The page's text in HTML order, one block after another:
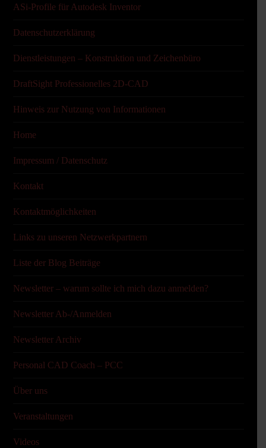
ASi-Profile für Autodesk Inventor
Datenschutzerklärung
Dienstleistungen – Konstruktion und Zeichenbüro
DraftSight Professionelles 2D-CAD
Hinweis zur Nutzung von Informationen
Home
Impressum / Datenschutz
Kontakt
Kontaktmöglichkeiten
Links zu unseren Netzwerkpartnern
Liste der Blog Beiträge
Newsletter – warum sollte ich mich dazu anmelden?
Newsletter Ab-/Anmelden
Newsletter Archiv
Personal CAD Coach – PCC
Über uns
Veranstaltungen
Videos